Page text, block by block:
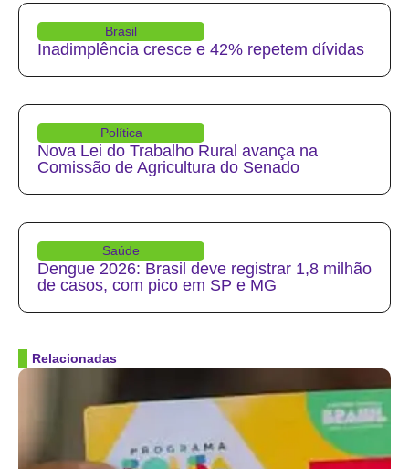
Brasil
Inadimplência cresce e 42% repetem dívidas
Política
Nova Lei do Trabalho Rural avança na
Comissão de Agricultura do Senado
Saúde
Dengue 2026: Brasil deve registrar 1,8 milhão
de casos, com pico em SP e MG
Relacionadas